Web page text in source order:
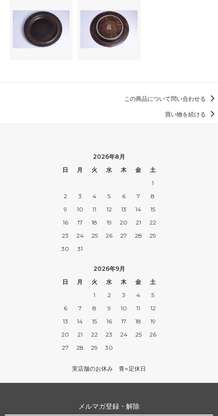
この商品について問い合わせる
買い物を続ける
2026年8月
日
月 火 水 木 金
土
1
2
3 4 5 6 7
8
9
10 11 12 13 14
15
16
17 18 19 20 21
22
23
24 25 26 27 28
29
30
31
2026年9月
日
月 火 水 木 金
土
1
2 3 4
5
6
7 8 9 10 11
12
13
14 15 16 17 18
19
20
21 22 23 24 25
26
27
28 29 30
実店舗のお休み 青=定休日
メルマガ登録・解除